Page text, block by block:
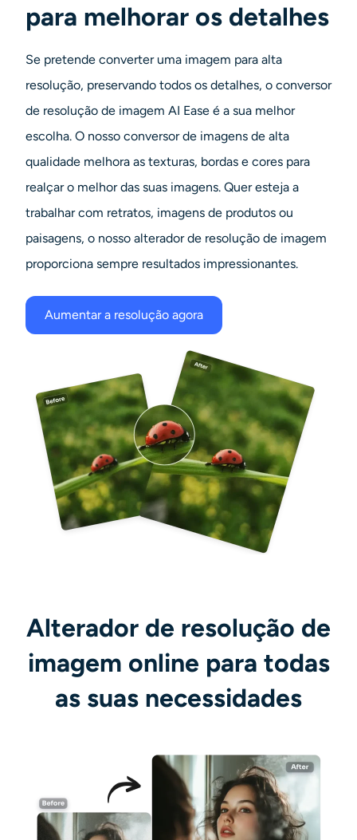
para melhorar os detalhes
Se pretende converter uma imagem para alta
resolução, preservando todos os detalhes, o conversor
de resolução de imagem AI Ease é a sua melhor
escolha. O nosso conversor de imagens de alta
qualidade melhora as texturas, bordas e cores para
realçar o melhor das suas imagens. Quer esteja a
trabalhar com retratos, imagens de produtos ou
paisagens, o nosso alterador de resolução de imagem
proporciona sempre resultados impressionantes.
Aumentar a resolução agora
Alterador de resolução de
imagem online para todas
as suas necessidades